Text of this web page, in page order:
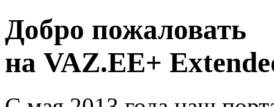
Добро пожаловать
на VAZ.EE+